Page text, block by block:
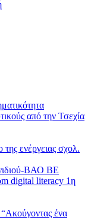
από την Τσεχία
ενέργειας σχολ.
ΒΑΟ BE
digital literacy 1η
ένα